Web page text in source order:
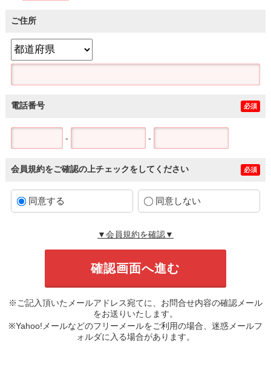
ご住所
電話番号 必須
- -
会員規約をご確認の上チェックをしてください 必須
同意する 同意しない
▼会員規約を確認▼
※ご記入頂いたメールアドレス宛てに、お問合せ内容の確認メール
をお送りいたします。
※Yahoo!メールなどのフリーメールをご利用の場合、迷惑メールフ
ォルダに入る場合があります。